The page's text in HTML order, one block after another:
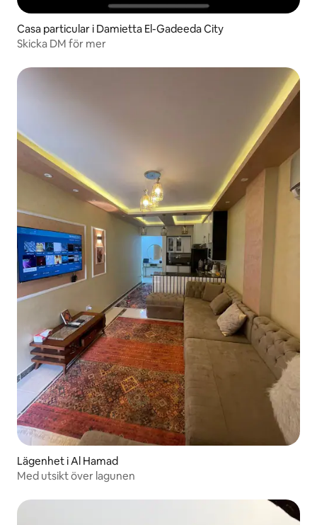
Casa particular i Damietta El-Gadeeda City
Skicka DM för mer
Lägenhet i Al Hamad
Med utsikt över lagunen